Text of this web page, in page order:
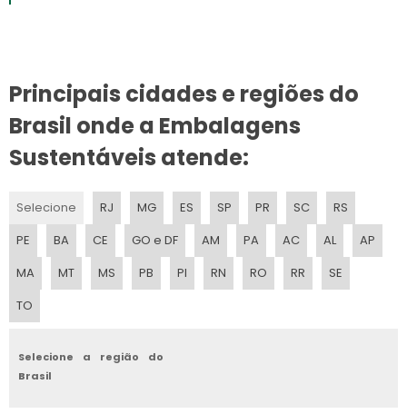
Principais cidades e regiões do
Brasil onde a Embalagens
Sustentáveis atende:
Selecione RJ MG ES SP PR SC
RS
PE
BA CE GO e DF AM PA AC AL
AP
MA
MT MS PB PI RN RO RR
SE
TO
Selecione a região do
Brasil